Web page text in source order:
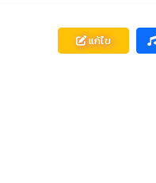
แก้ไข